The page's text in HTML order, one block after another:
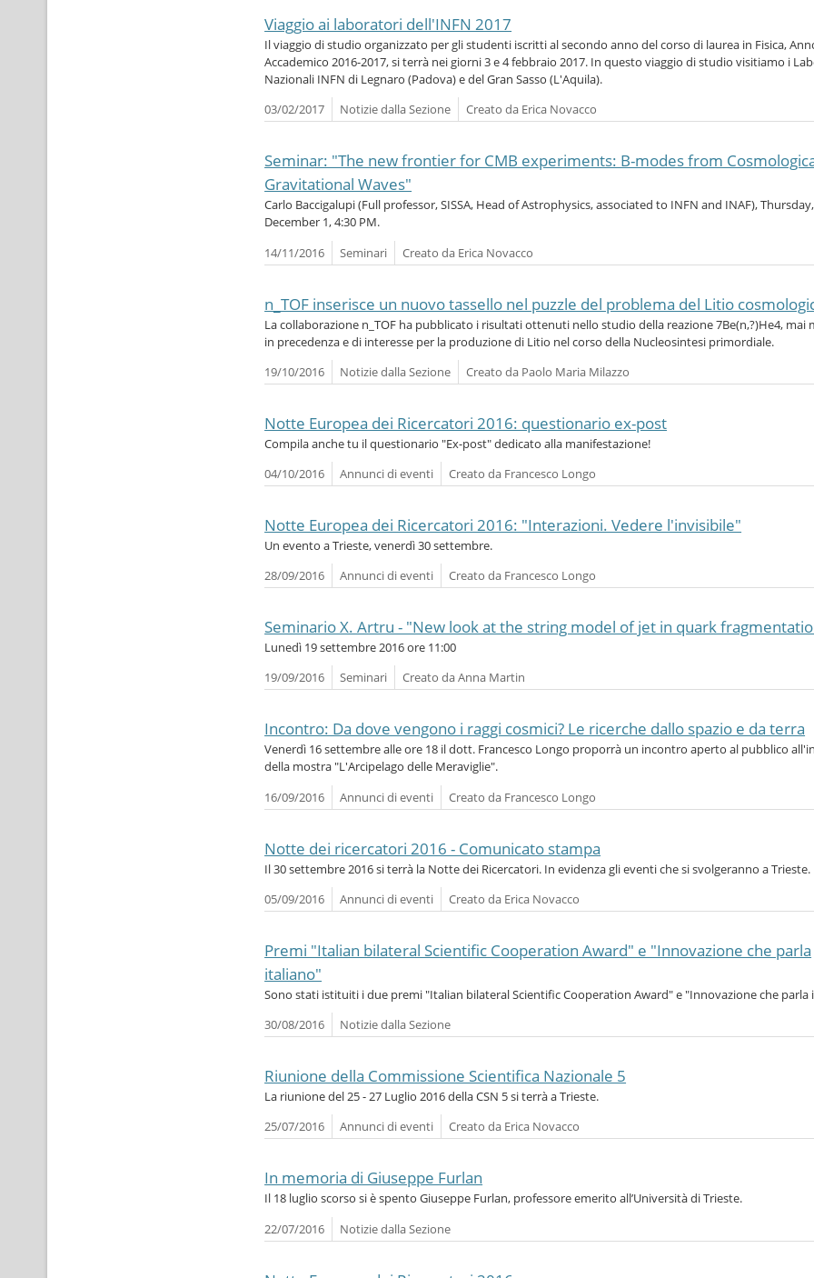
Viaggio ai laboratori dell'INFN 2017
Il viaggio di studio organizzato per gli studenti iscritti al secondo anno del corso di laurea in Fisica,
Accademico 2016-2017, si terrà nei giorni 3 e 4 febbraio 2017. In questo viaggio di studio visitiamo i
Nazionali INFN di Legnaro (Padova) e del Gran Sasso (L'Aquila).
03/02/2017
Notizie dalla Sezione Creato da Erica Novacco
Seminar: "The new frontier for CMB experiments: B-modes from
Gravitational Waves"
Carlo Baccigalupi (Full professor, SISSA, Head of Astrophysics, associated to INFN and INAF), Thursday,
December 1, 4:30 PM.
14/11/2016
Seminari Creato da Erica Novacco
n_TOF inserisce un nuovo tassello nel puzzle del problema del Litio
La collaborazione n_TOF ha pubblicato i risultati ottenuti nello studio della reazione 7Be(n,?)He4, mai
in precedenza e di interesse per la produzione di Litio nel corso della Nucleosintesi primordiale.
19/10/2016
Notizie dalla Sezione Creato da Paolo Maria Milazzo
Notte Europea dei Ricercatori 2016: questionario ex-post
Compila anche tu il questionario "Ex-post" dedicato alla manifestazione!
04/10/2016
Annunci di eventi Creato da Francesco Longo
Notte Europea dei Ricercatori 2016: "Interazioni. Vedere l'invisibile"
Un evento a Trieste, venerdì 30 settembre.
28/09/2016
Annunci di eventi Creato da Francesco Longo
Seminario X. Artru - "New look at the string model of jet in quark
Lunedì 19 settembre 2016 ore 11:00
19/09/2016
Seminari Creato da Anna Martin
Incontro: Da dove vengono i raggi cosmici? Le ricerche dallo spazio e da terra
Venerdì 16 settembre alle ore 18 il dott. Francesco Longo proporrà un incontro aperto al pubblico
della mostra "L'Arcipelago delle Meraviglie".
16/09/2016
Annunci di eventi Creato da Francesco Longo
Notte dei ricercatori 2016 - Comunicato stampa
Il 30 settembre 2016 si terrà la Notte dei Ricercatori. In evidenza gli eventi che si svolgeranno a Trieste.
05/09/2016
Annunci di eventi Creato da Erica Novacco
Premi "Italian bilateral Scientific Cooperation Award" e "Innovazione che parla
italiano"
Sono stati istituiti i due premi "Italian bilateral Scientific Cooperation Award" e "Innovazione che parla
30/08/2016
Notizie dalla Sezione
Riunione della Commissione Scientifica Nazionale 5
La riunione del 25 - 27 Luglio 2016 della CSN 5 si terrà a Trieste.
25/07/2016
Annunci di eventi Creato da Erica Novacco
In memoria di Giuseppe Furlan
Il 18 luglio scorso si è spento Giuseppe Furlan, professore emerito all’Università di Trieste.
22/07/2016
Notizie dalla Sezione